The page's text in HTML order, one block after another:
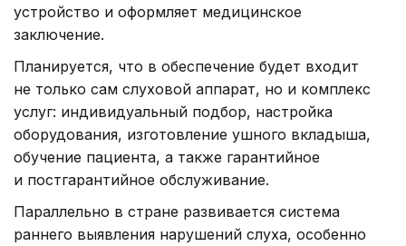
устройство и оформляет медицинское
заключение.
Планируется, что в обеспечение будет входит
не только сам слуховой аппарат, но и комплекс
услуг: индивидуальный подбор, настройка
оборудования, изготовление ушного вкладыша,
обучение пациента, а также гарантийное
и постгарантийное обслуживание.
Параллельно в стране развивается система
раннего выявления нарушений слуха, особенно